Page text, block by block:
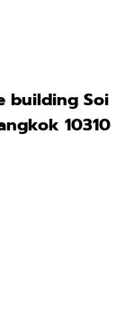
building Soi
10310